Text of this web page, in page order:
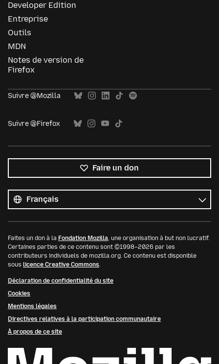
Developer Edition
Entreprise
Outils
MDN
Notes de version de
Firefox
Suivre @Mozilla
Suivre @Firefox
Faire un don
les
langues
Langue
Faites un don à la Fondation Mozilla, une organisation à but non lucratif.
Certaines parties de ce contenu sont ©1998–2026 par les
contributeurs individuels de mozilla.org. Ce contenu est disponible
sous licence Creative Commons.
Déclaration de confidentialité du site
Cookies
Mentions légales
Directives relatives à la participation communautaire
À propos de ce site